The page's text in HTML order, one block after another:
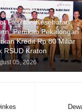
Fasilitas Kesehatan
Pemkab Pekalongan
Kredit Rp 80 Miliar
RSUD Kraton
05, 2026